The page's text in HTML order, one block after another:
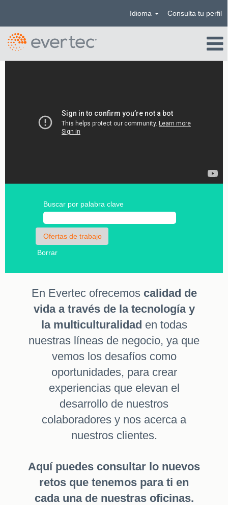
Idioma Consulta tu perfil
Buscar por palabra clave
Borrar
En Evertec ofrecemos calidad de
vida a través de la tecnología y
la multiculturalidad en todas
nuestras líneas de negocio, ya que
vemos los desafíos como
oportunidades, para crear
experiencias que elevan el
desarrollo de nuestros
colaboradores y nos acerca a
nuestros clientes.
Aquí puedes consultar lo nuevos
retos que tenemos para ti en
cada una de nuestras oficinas.